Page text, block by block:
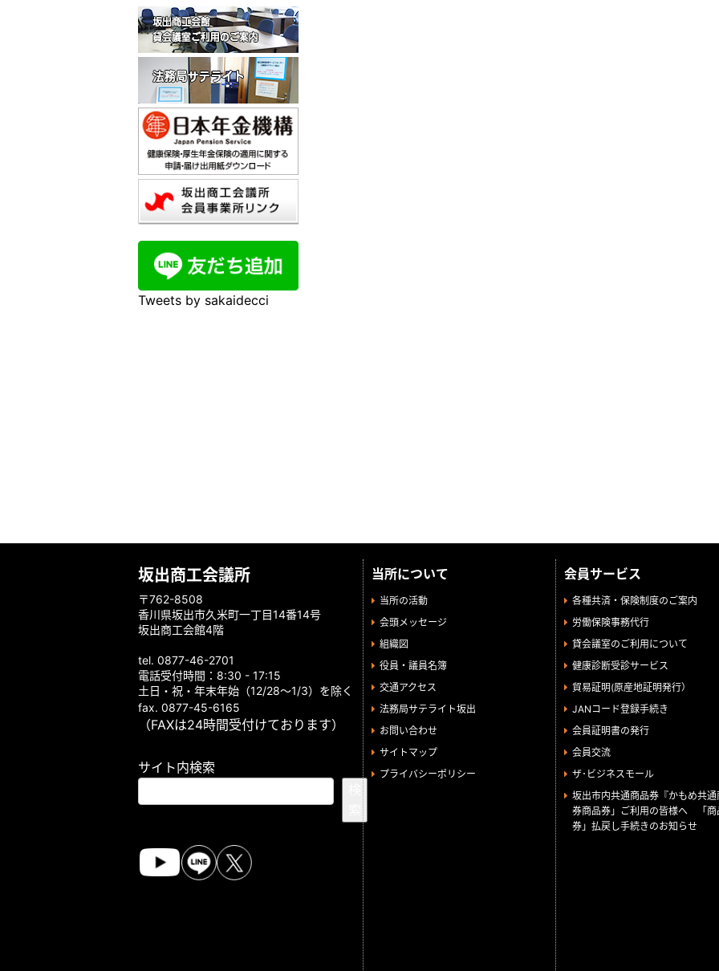
Tweets by sakaidecci
坂出商工会議所
〒762-8508
香川県坂出市久米町一丁目14番14号
坂出商工会館4階
tel. 0877-46-2701
電話受付時間：8:30 - 17:15
土日・祝・年末年始（12/28～1/3）を除く
fax. 0877-45-6165
（FAXは24時間受付けております）
サイト内検索
当所について
当所の活動
会頭メッセージ
組織図
役員・議員名簿
交通アクセス
法務局サテライト坂出
お問い合わせ
サイトマップ
プライバシーポリシー
会員サービス
各種共済・保険制度のご案内
労働保険事務代行
貸会議室のご利用について
健康診断受診サービス
貿易証明(原産地証明発行）
JANコード登録手続き
会員証明書の発行
会員交流
ザ･ビジネスモール
坂出市内共通商品券『かもめ共通
券商品券」ご利用の皆様へ 「商
券」払戻し手続きのお知らせ